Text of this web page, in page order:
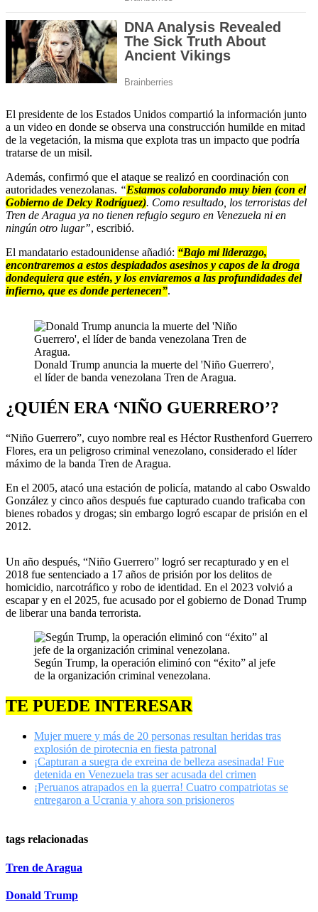
El presidente de los Estados Unidos compartió la información junto
a un video en donde se observa una construcción humilde en mitad
de la vegetación, la misma que explota tras un impacto que podría
tratarse de un misil.
Además, confirmó que el ataque se realizó en coordinación con
autoridades venezolanas. “Estamos colaborando muy bien (con el
Gobierno de Delcy Rodríguez). Como resultado, los terroristas del
Tren de Aragua ya no tienen refugio seguro en Venezuela ni en
ningún otro lugar”, escribió.
El mandatario estadounidense añadió: “Bajo mi liderazgo,
encontraremos a estos despiadados asesinos y capos de la droga
dondequiera que estén, y los enviaremos a las profundidades del
infierno, que es donde pertenecen”.
Donald Trump anuncia la muerte del 'Niño Guerrero',
el líder de banda venezolana Tren de Aragua.
¿QUIÉN ERA ‘NIÑO GUERRERO’?
“Niño Guerrero”, cuyo nombre real es Héctor Rusthenford Guerrero
Flores, era un peligroso criminal venezolano, considerado el líder
máximo de la banda Tren de Aragua.
En el 2005, atacó una estación de policía, matando al cabo Oswaldo
González y cinco años después fue capturado cuando traficaba con
bienes robados y drogas; sin embargo logró escapar de prisión en el
2012.
Un año después, “Niño Guerrero” logró ser recapturado y en el
2018 fue sentenciado a 17 años de prisión por los delitos de
homicidio, narcotráfico y robo de identidad. En el 2023 volvió a
escapar y en el 2025, fue acusado por el gobierno de Donad Trump
de liberar una banda terrorista.
Según Trump, la operación eliminó con “éxito” al jefe
de la organización criminal venezolana.
TE PUEDE INTERESAR
Mujer muere y más de 20 personas resultan heridas tras
explosión de pirotecnia en fiesta patronal
¡Capturan a suegra de exreina de belleza asesinada! Fue
detenida en Venezuela tras ser acusada del crimen
¡Peruanos atrapados en la guerra! Cuatro compatriotas se
entregaron a Ucrania y ahora son prisioneros
tags relacionadas
Tren de Aragua
Donald Trump